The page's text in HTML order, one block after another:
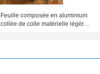
Feuille composée en aluminium
collée de colle matérielle légère